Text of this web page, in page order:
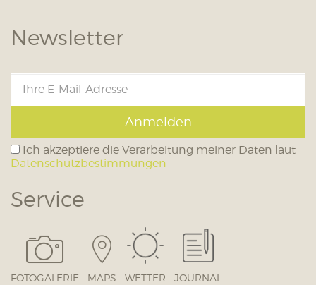
Newsletter
Anmelden
Ich akzeptiere die Verarbeitung meiner Daten laut
Datenschutzbestimmungen
Service
FOTOGALERIE MAPS WETTER JOURNAL